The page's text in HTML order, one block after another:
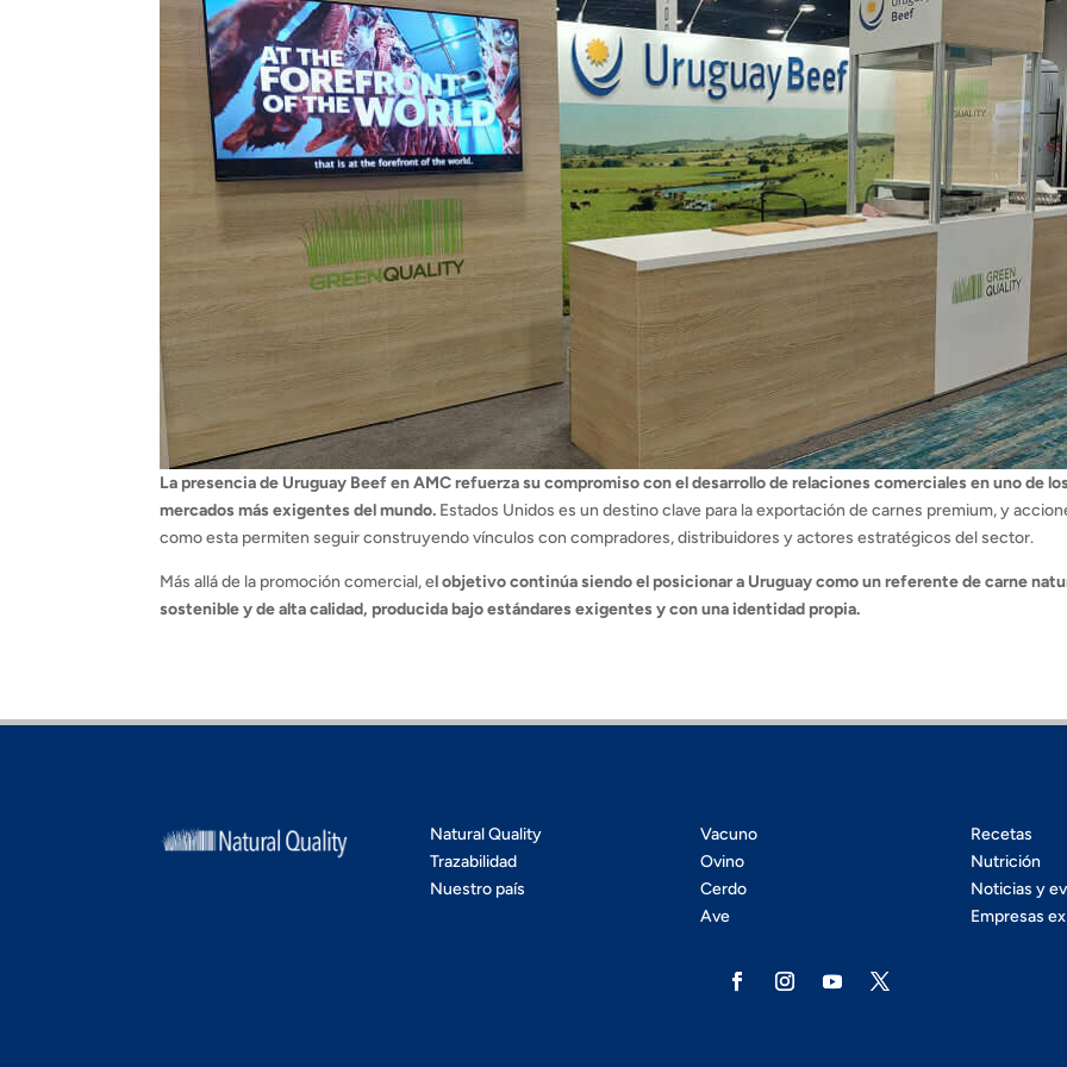
La presencia de Uruguay Beef en AMC refuerza su compromiso con el desarrollo de relaciones comerciales en uno de
mercados más exigentes del mundo. Estados Unidos es un destino clave para la exportación de carnes premium, y
como esta permiten seguir construyendo vínculos con compradores, distribuidores y actores estratégicos del sector.
Más allá de la promoción comercial, el objetivo continúa siendo el posicionar a Uruguay como un referente de carne
sostenible y de alta calidad, producida bajo estándares exigentes y con una identidad propia.
Natural Quality
Trazabilidad
Nuestro país
Vacuno
Ovino
Cerdo
Ave
Recetas
Nutrición
Noticias y
Empresas